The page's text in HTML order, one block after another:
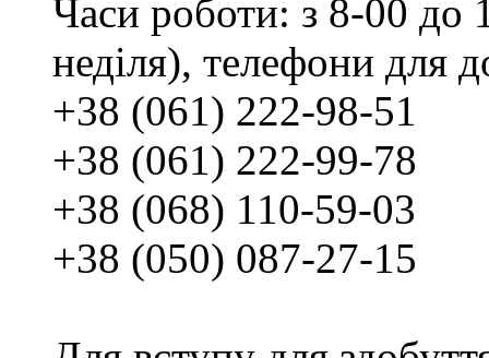
Часи роботи: з 8-00 до
неділя), телефони для
+38 (061) 222-98-51
+38 (061) 222-99-78
+38 (068) 110-59-03
+38 (050) 087-27-15